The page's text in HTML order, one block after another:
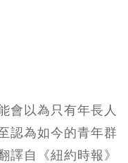
會以為只有年長人
認為如今的青年群
譯自《紐約時報》